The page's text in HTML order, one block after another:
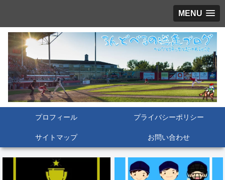
MENU
プロフィール プライバシーポリシー
サイトマップ お問い合わせ